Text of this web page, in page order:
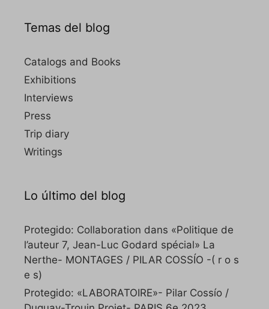
Temas del blog
Catalogs and Books
Exhibitions
Interviews
Press
Trip diary
Writings
Lo último del blog
Protegido: Collaboration dans «Politique de
l’auteur 7, Jean-Luc Godard spécial» La
Nerthe- MONTAGES / PILAR COSSÍO -( r o s
e s)
Protegido: «LABORATOIRE»- Pilar Cossío /